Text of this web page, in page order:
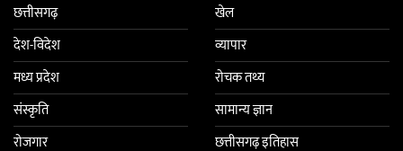
छत्तीसगढ़
देश-विदेश
मध्य प्रदेश
संस्कृति
रोजगार
खेल
व्यापार
रोचक तथ्य
सामान्य ज्ञान
छत्तीसगढ़ इतिहास